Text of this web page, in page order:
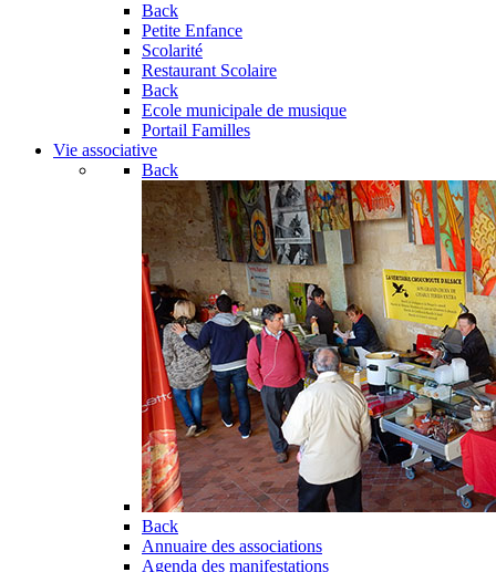
Back
Petite Enfance
Scolarité
Restaurant Scolaire
Back
Ecole municipale de musique
Portail Familles
Vie associative
Back
Back
Annuaire des associations
Agenda des manifestations